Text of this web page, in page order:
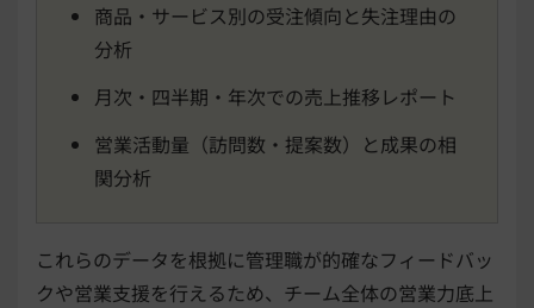
商品・サービス別の受注傾向と失注理由の
分析
月次・四半期・年次での売上推移レポート
営業活動量（訪問数・提案数）と成果の相
関分析
これらのデータを根拠に管理職が的確なフィードバッ
クや営業支援を行えるため、チーム全体の営業力底上